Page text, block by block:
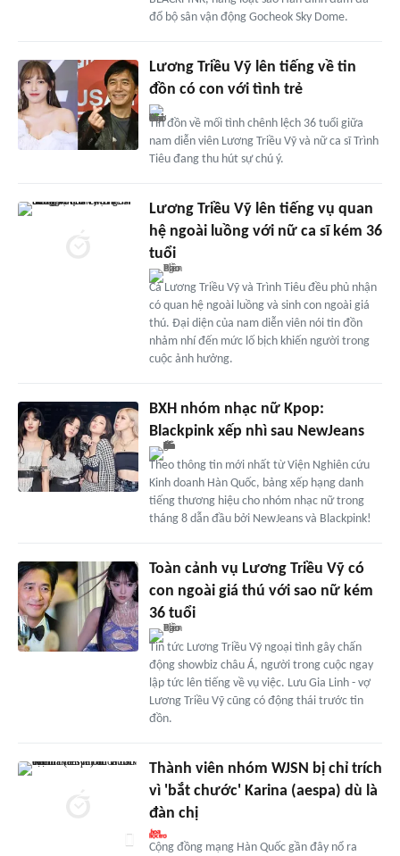
đổ bộ sân vận động Gocheok Sky Dome.
Lương Triều Vỹ lên tiếng về tin
đồn có con với tình trẻ
Tin đồn về mối tình chênh lệch 36 tuổi giữa
nam diễn viên Lương Triều Vỹ và nữ ca sĩ Trình
Tiêu đang thu hút sự chú ý.
Lương Triều Vỹ lên tiếng vụ quan
hệ ngoài luồng với nữ ca sĩ kém 36
tuổi
Cả Lương Triều Vỹ và Trình Tiêu đều phủ nhận
có quan hệ ngoài luồng và sinh con ngoài giá
thú. Đại diện của nam diễn viên nói tin đồn
nhảm nhí đến mức lố bịch khiến người trong
cuộc ảnh hưởng.
BXH nhóm nhạc nữ Kpop:
Blackpink xếp nhì sau NewJeans
Theo thông tin mới nhất từ Viện Nghiên cứu
Kinh doanh Hàn Quốc, bảng xếp hạng danh
tiếng thương hiệu cho nhóm nhạc nữ trong
tháng 8 dẫn đầu bởi NewJeans và Blackpink!
Toàn cảnh vụ Lương Triều Vỹ có
con ngoài giá thú với sao nữ kém
36 tuổi
Tin tức Lương Triều Vỹ ngoại tình gây chấn
động showbiz châu Á, người trong cuộc ngay
lập tức lên tiếng về vụ việc. Lưu Gia Linh - vợ
Lương Triều Vỹ cũng có động thái trước tin
đồn.
Thành viên nhóm WJSN bị chỉ trích
vì 'bắt chước' Karina (aespa) dù là
đàn chị
Cộng đồng mạng Hàn Quốc gần đây nổ ra